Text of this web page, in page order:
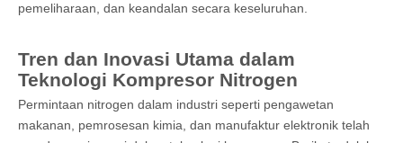
pemeliharaan, dan keandalan secara keseluruhan.
Tren dan Inovasi Utama dalam
Teknologi Kompresor Nitrogen
Permintaan nitrogen dalam industri seperti pengawetan
makanan, pemrosesan kimia, dan manufaktur elektronik telah